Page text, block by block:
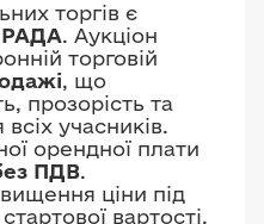
торгів є
. Аукціон
торговій
, що
прозорість та
всіх учасників.
орендної плати
ПДВ.
ціни під
стартової вартості.